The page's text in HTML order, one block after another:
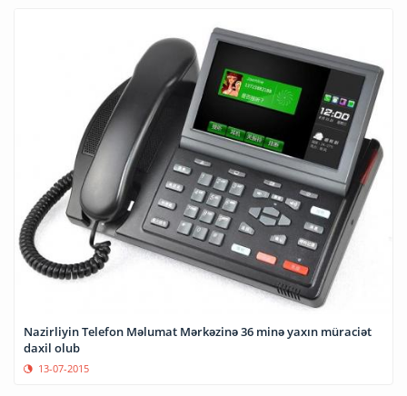
Nazirliyin Telefon Məlumat Mərkəzinə 36 minə yaxın müraciət
daxil olub
13-07-2015